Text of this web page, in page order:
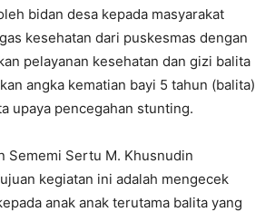
bidan desa kepada masyarakat
kesehatan dari puskesmas dengan
pelayanan kesehatan dan gizi balita
angka kematian bayi 5 tahun (balita)
upaya pencegahan stunting.
Sememi Sertu M. Khusnudin
kegiatan ini adalah mengecek
anak anak terutama balita yang